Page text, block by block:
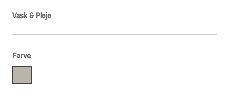
Vask & Pleje
Farve